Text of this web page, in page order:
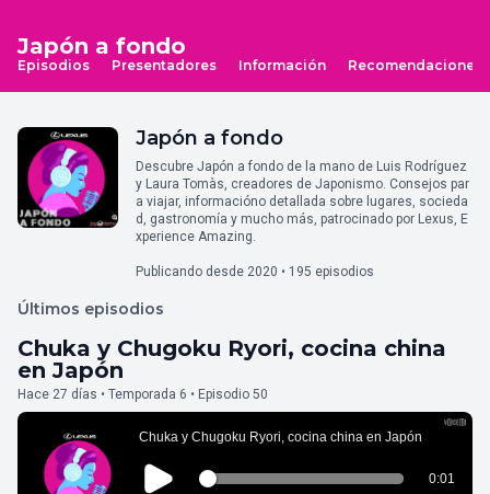
Japón a fondo
Episodios Presentadores Información Recomendaciones
Japón a fondo
Descubre Japón a fondo de la mano de Luis Rodríguez
y Laura Tomàs, creadores de Japonismo. Consejos par
a viajar, informacióno detallada sobre lugares, socieda
d, gastronomía y mucho más, patrocinado por Lexus, E
xperience Amazing.
Publicando desde 2020 • 195 episodios
Últimos episodios
Chuka y Chugoku Ryori, cocina china
en Japón
Hace 27 días • Temporada 6 • Episodio 50